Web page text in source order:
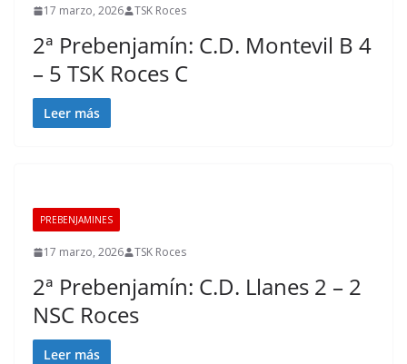
17 marzo, 2026 TSK Roces
2ª Prebenjamín: C.D. Montevil B 4
– 5 TSK Roces C
Leer más
PREBENJAMINES
17 marzo, 2026 TSK Roces
2ª Prebenjamín: C.D. Llanes 2 – 2
NSC Roces
Leer más